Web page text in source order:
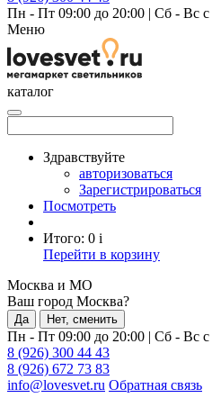
Пн - Пт 09:00 до 20:00 | Сб - Вс с
Меню
каталог
Здравствуйте
авторизоваться
Зарегистрироваться
Посмотреть
Итого: 0 i
Перейти в корзину
Москва и МО
Ваш город Москва?
Да Нет, сменить
Пн - Пт 09:00 до 20:00 | Сб - Вс с
8 (926) 300 44 43
8 (926) 672 73 83
info@lovesvet.ru Обратная связь